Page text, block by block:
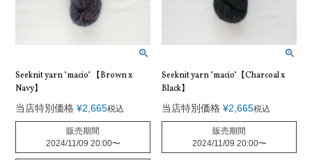
Seeknit yarn "macio" 【Brown x
Navy】
当店特別価格 ¥2,665税込
販売期間
2024/11/09 20:00〜
Seeknit yarn "macio"【Charcoal x
Black】
当店特別価格 ¥2,665税込
販売期間
2024/11/09 20:00〜